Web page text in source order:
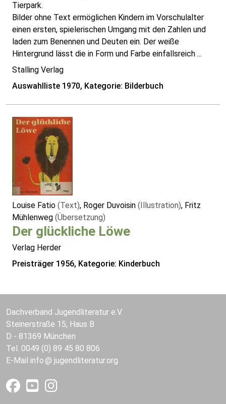
Tierpark.
Bilder ohne Text ermöglichen Kindern im Vorschulalter
einen ersten, spielerischen Umgang mit den Zahlen und
laden zum Benennen und Deuten ein. Der weiße
Hintergrund lässt die in Form und Farbe einfallsreich ...
Stalling Verlag
Auswahlliste 1970, Kategorie: Bilderbuch
Louise Fatio (Text), Roger Duvoisin (Illustration), Fritz
Mühlenweg (Übersetzung)
Der glückliche Löwe
Verlag Herder
Preisträger 1956, Kategorie: Kinderbuch
Dachverband Jugendliteratur e.V.
Steinerstraße 15, Haus B
D - 81369 München
Tel. 0049 (0) 89 45 80 806
E-Mail info jugendliteratur.org